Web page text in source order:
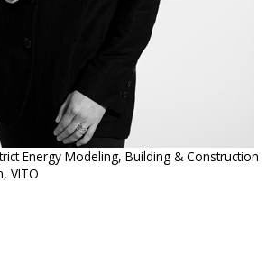
Energy Modeling, Building & Construction
VITO